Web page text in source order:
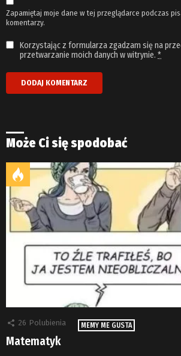
Zapamiętaj moje dane w tej przeglądarce podczas
komentarzy.
Korzystając z formularza zgadzam się na
przetwarzanie moich danych w witrynie. *
Może Ci się spodobać
26 Polubienia MEMY ME GUSTA
Matematyk